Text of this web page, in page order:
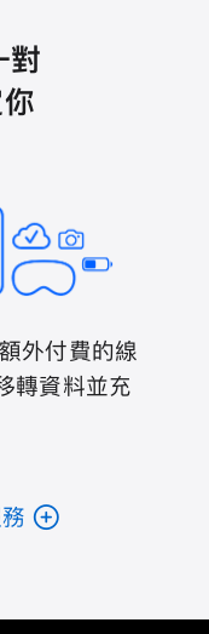
對
外付費的線
轉資料並充